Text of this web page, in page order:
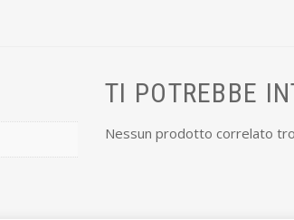
TI POTREBBE
Nessun prodotto correlato